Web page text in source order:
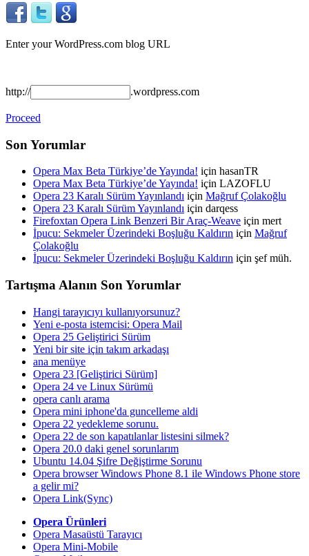
Enter your WordPress.com blog URL
http:// .wordpress.com
Proceed
Son Yorumlar
Opera Max Beta Türkiye’de Yayında! için hasanTR
Opera Max Beta Türkiye’de Yayında! için LAZOFLU
Opera 23 Karalı Sürüm Yayınlandı için Mağruf Çolakoğlu
Opera 23 Karalı Sürüm Yayınlandı için darqess
Firefoxtan Opera Link Benzeri Bir Araç-Weave için mert
İpucu: Sekmeler Üzerindeki Boşluğu Kaldırın için Mağruf
Çolakoğlu
İpucu: Sekmeler Üzerindeki Boşluğu Kaldırın için şef müh.
Tartışma Alanın Son Yorumlar
Hangi tarayıcıyı kullanıyorsunuz?
Yeni e-posta istemcisi: Opera Mail
Opera 25 Geliştirici Sürüm
Yeni bir site için takım arkadaşı
ana menüye
Opera 23 [Geliştirici Sürüm]
Opera 24 ve Linux Sürümü
opera canlı arama
Opera mini iphone'da guncelleme aldi
Opera 22 yedekleme sorunu.
Opera 22 de son kapatılanlar listesini silmek?
Opera 20.0 daki genel sorunlarım
Ubuntu 14.04 Şifre Değiştirme Sorunu
Opera browser Windows Phone 8.1 ile Windows Phone store
a gelir mi?
Opera Link(Sync)
Opera Ürünleri
Opera Masaüstü Tarayıcı
Opera Mini-Mobile